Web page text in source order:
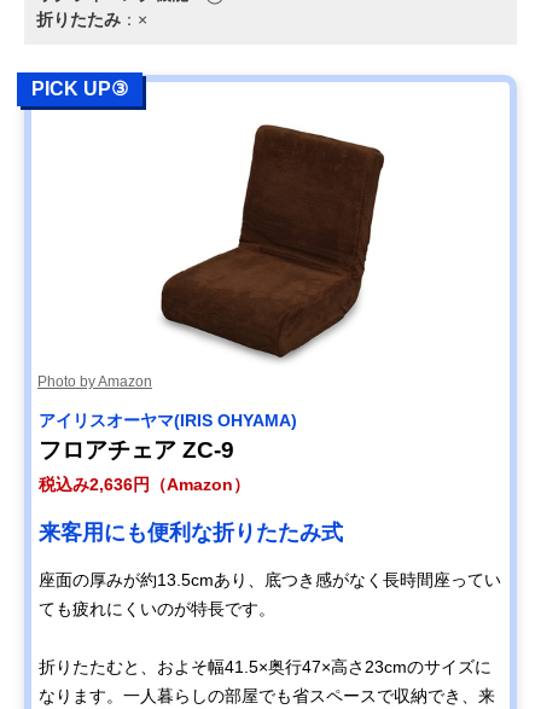
折りたたみ ：×
PICK UP③
Photo by Amazon
‎アイリスオーヤマ(IRIS OHYAMA)
フロアチェア ZC-9
税込み2,636円（Amazon）
来客用にも便利な折りたたみ式
座面の厚みが約13.5cmあり、底つき感がなく長時間座ってい
ても疲れにくいのが特長です。
折りたたむと、およそ幅41.5×奥行47×高さ23cmのサイズに
なります。一人暮らしの部屋でも省スペースで収納でき、来